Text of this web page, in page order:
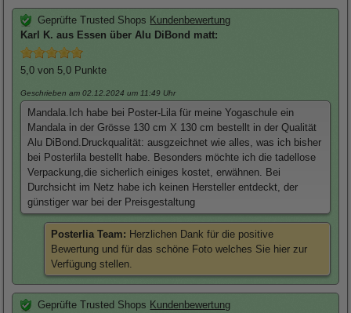
Geprüfte Trusted Shops Kundenbewertung
Karl
K. aus Essen überAlu DiBond matt:
5,0 von 5,0 Punkte
Geschrieben am 02.12.2024 um 11:49 Uhr
Mandala.Ich habe bei Poster-Lila für meine Yogaschule ein
Mandala in der Grösse 130 cm X 130 cm bestellt in der Qualität
Alu DiBond.Druckqualität: ausgzeichnet wie alles, was ich bisher
bei Posterlila bestellt habe. Besonders möchte ich die tadellose
Verpackung,die sicherlich einiges kostet, erwähnen. Bei
Durchsicht im Netz habe ich keinen Hersteller entdeckt, der
günstiger war bei der Preisgestaltung
Posterlia Team: Herzlichen Dank für die positive
Bewertung und für das schöne Foto welches Sie hier zur
Verfügung stellen.
Geprüfte Trusted Shops Kundenbewertung